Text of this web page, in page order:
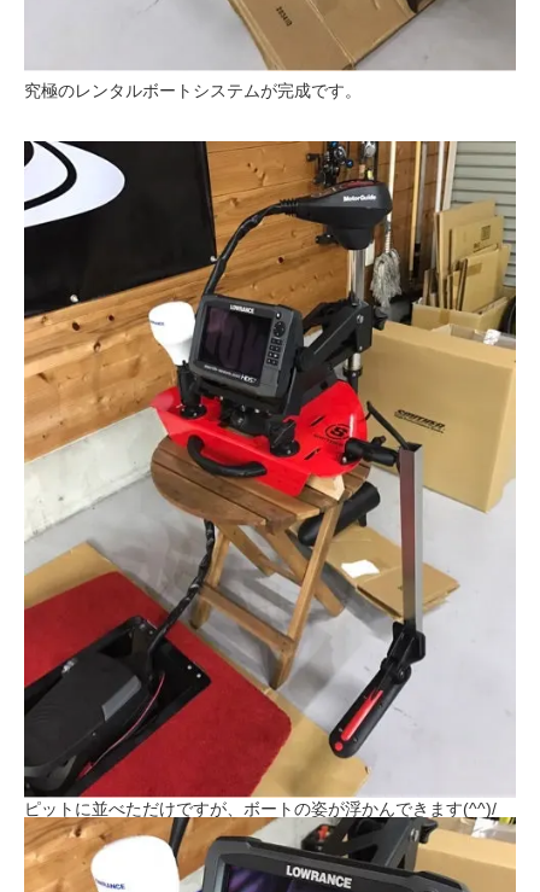
究極のレンタルボートシステムが完成です。
ピットに並べただけですが、ボートの姿が浮かんできます(^^)/